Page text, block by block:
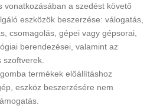
vonatkozásában a szedést követő
eszközök beszerzése: válogatás,
csomagolás, gépei vagy gépsorai,
berendezései, valamint az
termékek előállításhoz
eszköz beszerzésére nem